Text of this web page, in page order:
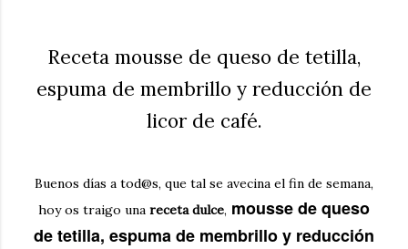
Receta mousse de queso de tetilla,
espuma de membrillo y reducción de
licor de café.
Buenos días a tod@s, que tal se avecina el fin de semana,
hoy os traigo una receta dulce, mousse de queso
de tetilla, espuma de membrillo y reducción